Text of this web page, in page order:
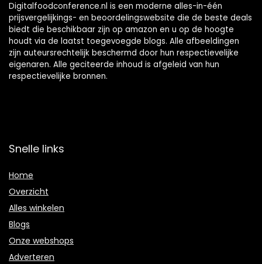
Digitalfoodconference.nl is een moderne alles-in-één
prijsvergelijkings- en beoordelingswebsite die de beste deals
biedt die beschikbaar zijn op amazon en u op de hoogte
houdt via de laatst toegevoegde blogs. Alle afbeeldingen
zijn auteursrechtelijk beschermd door hun respectievelijke
eigenaren. Alle geciteerde inhoud is afgeleid van hun
respectievelijke bronnen.
Snelle links
Home
Overzicht
Alles winkelen
Blogs
Onze webshops
Adverteren